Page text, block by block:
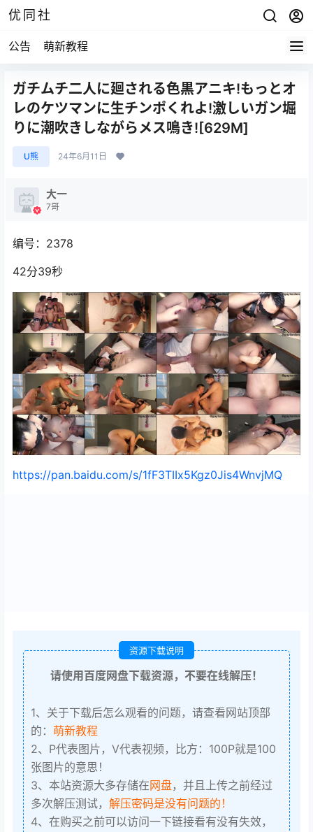
优同社
公告 萌新教程
ガチムチ二人に廻される色黒アニキ!もっとオ
レのケツマンに生チンポくれよ!激しいガン堀
りに潮吹きしながらメス鳴き![629M]
U熊 24年6月11日
大一
7哥
编号：2378
42分39秒
https://pan.baidu.com/s/1fF3TIIx5Kgz0Jis4WnvjMQ
资源下载说明
请使用百度网盘下载资源，不要在线解压！
1、关于下载后怎么观看的问题，请查看网站顶部
的： 萌新教程
2、P代表图片，V代表视频，比方：100P就是100
张图片的意思！
3、本站资源大多存储在网盘，并且上传之前经过
多次解压测试， 解压密码是没有问题的！
4、在购买之前可以访问一下链接看有没有失效，